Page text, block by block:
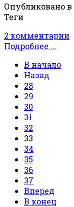
Опубликовано в
Теги
2 комментарии
Подробнее ...
В начало
Назад
28
29
30
31
32
33
34
35
36
37
Вперед
В конец